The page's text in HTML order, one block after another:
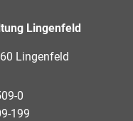
Lingenfeld
Lingenfeld
0
199